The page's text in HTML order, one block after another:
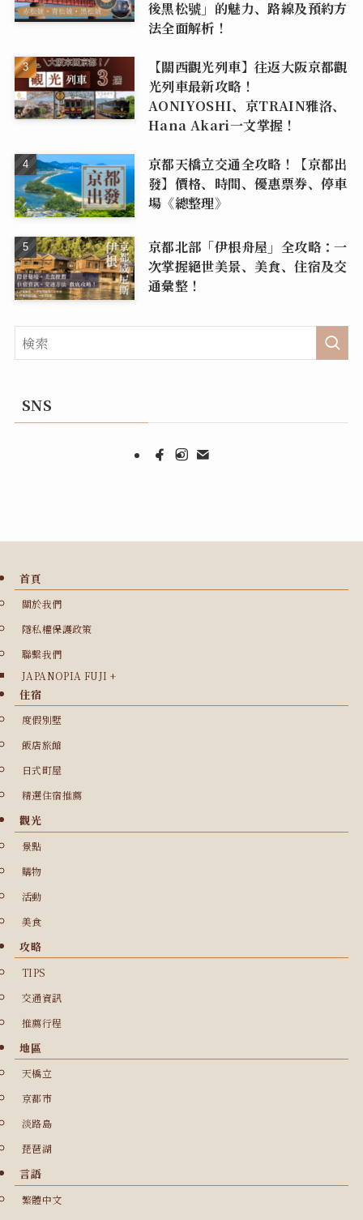
後黑松號」的魅力、路線及預約方
法全面解析！
【關西觀光列車】往返大阪京都觀
光列車最新攻略！
AONIYOSHI、京TRAIN雅洛、
Hana Akari一文掌握！
京都天橋立交通全攻略！【京都出
發】價格、時間、優惠票券、停車
場《總整理》
京都北部「伊根舟屋」全攻略：一
次掌握絕世美景、美食、住宿及交
通彙整！
SNS
首頁
關於我們
隱私權保護政策
聯繫我們
JAPANOPIA FUJI +
住宿
度假別墅
飯店旅館
日式町屋
精選住宿推薦
觀光
景點
購物
活動
美食
攻略
TIPS
交通資訊
推薦行程
地區
天橋立
京都市
淡路島
琵琶湖
言語
繁體中文